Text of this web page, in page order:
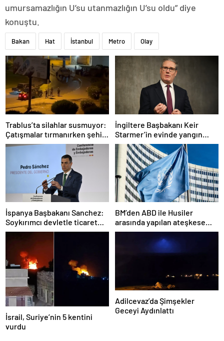
umursamazlığın U’su utanmazlığın U’su oldu” diye
konuştu.
Bakan Hat İstanbul Metro Olay
Trablus’ta silahlar susmuyor:
Çatışmalar tırmanırken şehir
alarmda
İngiltere Başbakanı Keir
Starmer’in evinde yangın
çıktı
İspanya Başbakanı Sanchez:
Soykırımcı devletle ticaret
yapmayız
BM’den ABD ile Husiler
arasında yapılan ateşkese
ilişkin değerlendirme
İsrail, Suriye’nin 5 kentini
vurdu
Adilcevaz’da Şimşekler
Geceyi Aydınlattı